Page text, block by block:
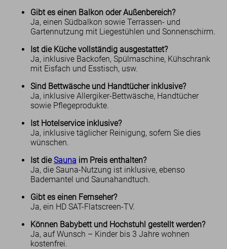
Gibt es einen Balkon oder Außenbereich?
Ja, einen Südbalkon sowie Terrassen- und
Gartennutzung mit Liegestühlen und Sonnenschirm.
Ist die Küche vollständig ausgestattet?
Ja, inklusive Backofen, Spülmaschine, Kühschrank
mit Eisfach und Esstisch, usw.
Sind Bettwäsche und Handtücher inklusive?
Ja, inklusive Allergiker-Bettwäsche, Handtücher
sowie Pflegeprodukte.
Ist Hotelservice inklusive?
Ja, inklusive täglicher Reinigung, sofern Sie dies
wünschen.
Ist dieSauna im Preis enthalten?
Ja, die Sauna-Nutzung ist inklusive, ebenso
Bademantel und Saunahandtuch.
Gibt es einen Fernseher?
Ja, ein HD SAT-Flatscreen-TV.
Können Babybett und Hochstuhl gestellt werden?
Ja, auf Wunsch – Kinder bis 3 Jahre wohnen
kostenfrei.